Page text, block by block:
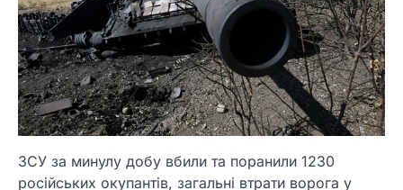
ЗСУ за минулу добу вбили та поранили 1230
російських окупантів, загальні втрати ворога у